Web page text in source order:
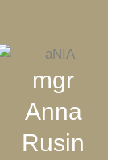
mgr
Anna
Rusin